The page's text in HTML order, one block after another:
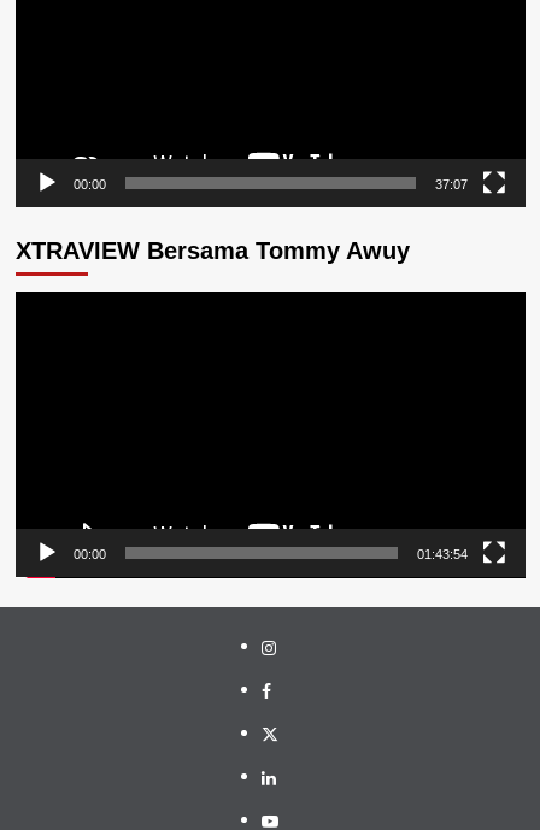
00:00 37:07
XTRAVIEW Bersama Tommy Awuy
00:00 01:43:54
Instagram
Facebook
Twitter
Linkedin
Youtube